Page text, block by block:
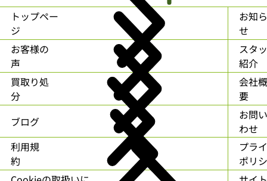
トップペー
ジ
お知ら
せ
お客様の
声
スタ
紹介
買取り処
分
会社概
要
ブログ
お問
わせ
利用規
約
プラ
ポリ